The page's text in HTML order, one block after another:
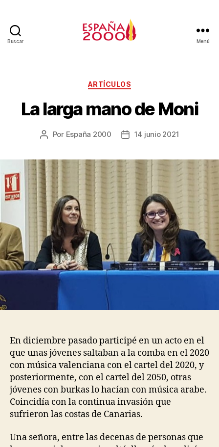
Buscar Menú
ARTÍCULOS
La larga mano de Moni
Por España 2000 14 junio 2021
En diciembre pasado participé en un acto en el
que unas jóvenes saltaban a la comba en el 2020
con música valenciana con el cartel del 2020, y
posteriormente, con el cartel del 2050, otras
jóvenes con burkas lo hacían con música arabe.
Coincidía con la continua invasión que
sufrieron las costas de Canarias.
Una señora, entre las decenas de personas que